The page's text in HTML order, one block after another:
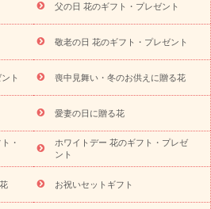
お供え・お悔やみの花
四十九日法要以
ペットのお供えフラワー
お盆（新
い返し お見舞い
お取り寄せギフト
観葉植物 ミディ胡蝶蘭
プリザーブ
探す アレンジメント 花束
スタ
お悔やみ 胡蝶蘭 胡蝶蘭・花鉢
胡蝶蘭・お供え
世界初の青色胡蝶蘭
直多肉植物
プリザーブドフラワー
花とセットギフト
セミオーダー
モア-）
花とみどりのeギフト
ー ピンク イエローオレンジ
レッ
父の日 花のギフト・プレゼント
敬老の日 花のギフト・プレゼント
ト 喪中見舞い・冬のお供えに贈る花
愛妻の日に贈る花
・
ホワイトデー 花のギフト・プレゼ
ント
お祝いセットギフト